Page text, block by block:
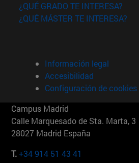
ventana)
nueva ventana)
ventana)
¿QUÉ GRADO TE INTERESA?
¿QUÉ MÁSTER TE INTERESA?
Información legal
Accesibilidad
Configuración de cookies
Campus Madrid
Calle Marquesado de Sta. Marta, 3
28027 Madrid España
T.+34 914 51 43 41